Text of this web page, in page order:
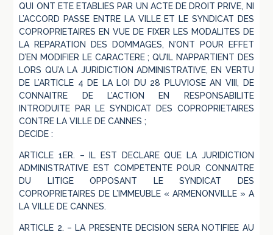
QUI ONT ETE ETABLIES PAR UN ACTE DE DROIT PRIVE, NI
L’ACCORD PASSE ENTRE LA VILLE ET LE SYNDICAT DES
COPROPRIETAIRES EN VUE DE FIXER LES MODALITES DE
LA REPARATION DES DOMMAGES, N’ONT POUR EFFET
D’EN MODIFIER LE CARACTERE ; QU’IL N’APPARTIENT DES
LORS QU’A LA JURIDICTION ADMINISTRATIVE, EN VERTU
DE L’ARTICLE 4 DE LA LOI DU 28 PLUVIOSE AN VIII, DE
CONNAITRE DE L’ACTION EN RESPONSABILITE
INTRODUITE PAR LE SYNDICAT DES COPROPRIETAIRES
CONTRE LA VILLE DE CANNES ;
DECIDE :
ARTICLE 1ER. – IL EST DECLARE QUE LA JURIDICTION
ADMINISTRATIVE EST COMPETENTE POUR CONNAITRE
DU LITIGE OPPOSANT LE SYNDICAT DES
COPROPRIETAIRES DE L’IMMEUBLE « ARMENONVILLE » A
LA VILLE DE CANNES.
ARTICLE 2. – LA PRESENTE DECISION SERA NOTIFIEE AU